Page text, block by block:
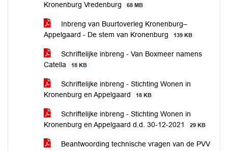
Kronenburg Vredenburg
68 MB
Inbreng van Buurtoverleg Kronenburg–
Appelgaard - De stem van Kronenburg
139 KB
Schriftelijke inbreng - Van Boxmeer namens
Catella
18 KB
Schriftelijke inbreng - Stichting Wonen in
Kronenburg en Appelgaard
18 KB
Schriftelijke inbreng - Stichting Wonen in
Kronenburg en Appelgaard d.d. 30-12-2021
29 KB
Beantwoording technische vragen van de PVV